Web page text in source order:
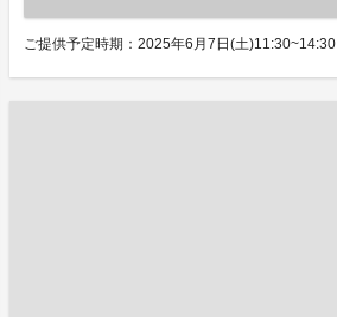
ご提供予定時期：2025年6月7日(土)11:30~14:30